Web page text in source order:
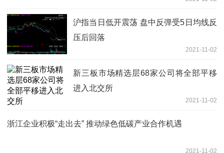
沪指当日低开震荡 盘中反弹受5日均线反
压后回落
2021-11-02
新三板市场精选层68家公司将全部平移
进入北交所
2021-11-02
浙江企业积极“走出去” 推动绿色低碳产业合作机遇
2021-11-02